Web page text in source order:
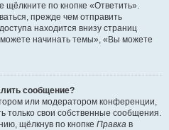
по кнопке «Ответить».
прежде чем отправить
находится внизу страниц
начинать темы», «Вы можете
сообщение?
или модератором конференции,
только свои собственные сообщения.
щёлкнув по кнопке Правка в